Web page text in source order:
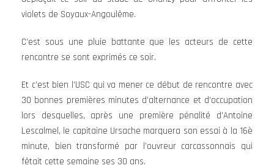
violets de Soyaux-Angoulême.
C’est sous une pluie battante que les acteurs de cette
rencontre se sont exprimés ce soir.
Et c’est bien l’USC qui va mener ce début de rencontre avec
30 bonnes premières minutes d’alternance et d’occupation
lors desquelles, après une première pénalité d’Antoine
Lescalmel, le capitaine Ursache marquera son essai à la 16è
minute, bien transformé par l’ouvreur carcassonnais qui
fêtait cette semaine ses 30 ans.